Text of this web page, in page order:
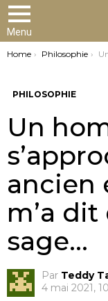
Menu
You are here:
Home Philosophie Un
PHILOSOPHIE
Un
ancien
m’a
sage…
Par Teddy
4 mai 2021,